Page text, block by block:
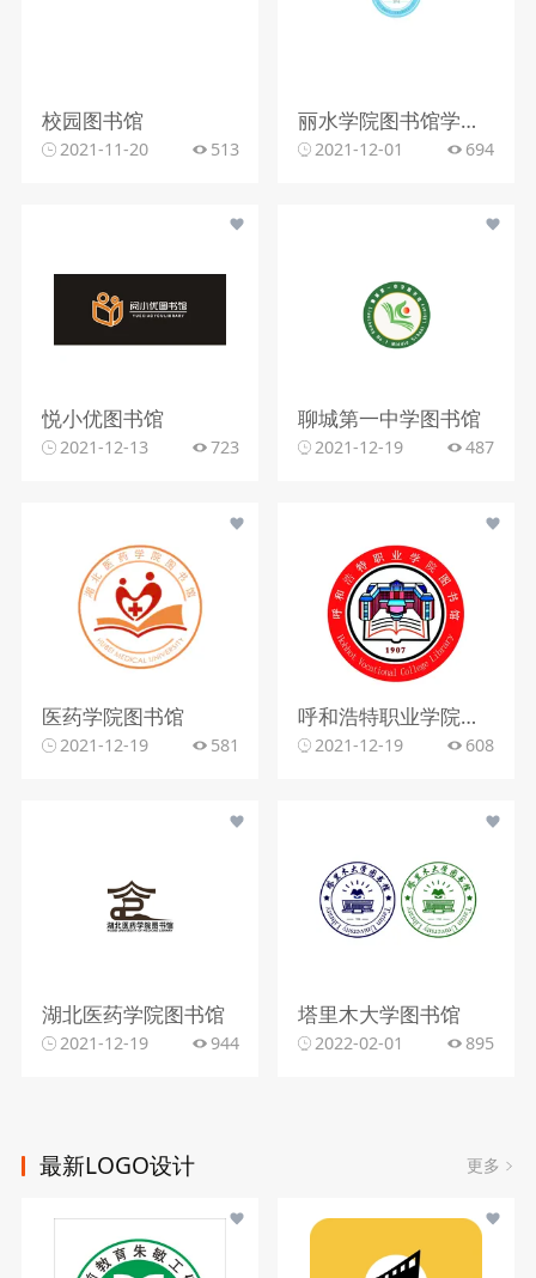
校园图书馆
2021-11-20 513
丽水学院图书馆学生管理委员会
2021-12-01 694
悦小优图书馆
2021-12-13 723
聊城第一中学图书馆
2021-12-19 487
医药学院图书馆
2021-12-19 581
呼和浩特职业学院图书馆
2021-12-19 608
湖北医药学院图书馆
2021-12-19 944
塔里木大学图书馆
2022-02-01 895
最新LOGO设计 更多